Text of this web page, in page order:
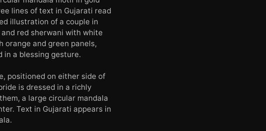
lines of text in Gujarati read
illustration of a couple in
red sherwani with white
orange and green panels,
in a blessing gesture.
positioned on either side of
is dressed in a richly
a large circular mandala
Text in Gujarati appears in